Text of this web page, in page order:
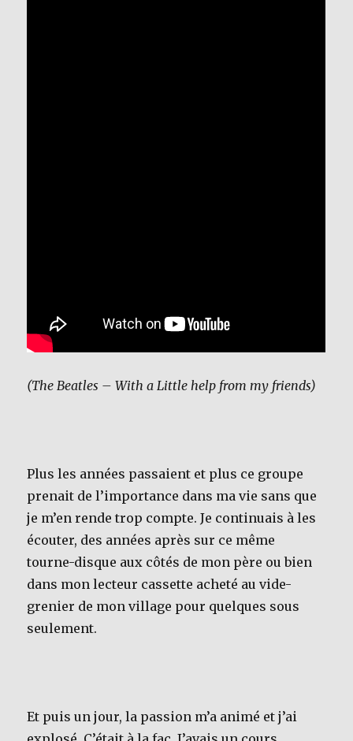
(The Beatles – With a Little help from my friends)
Plus les années passaient et plus ce groupe
prenait de l’importance dans ma vie sans que
je m’en rende trop compte. Je continuais à les
écouter, des années après sur ce même
tourne-disque aux côtés de mon père ou bien
dans mon lecteur cassette acheté au vide-
grenier de mon village pour quelques sous
seulement.
Et puis un jour, la passion m’a animé et j’ai